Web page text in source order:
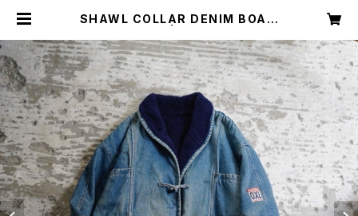
SHAWL COLLAR DENIM BOA J